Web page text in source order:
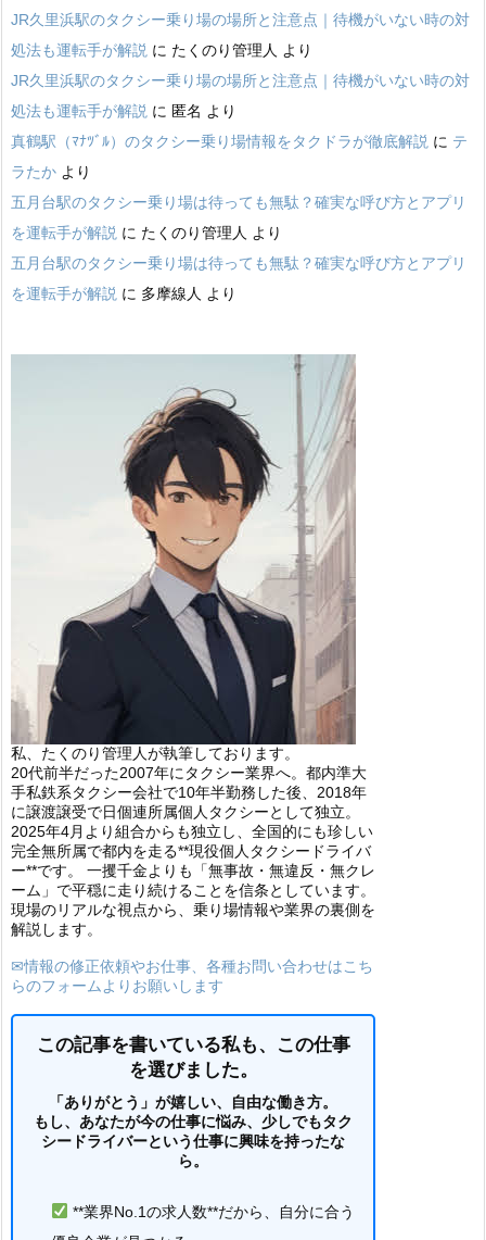
JR久里浜駅のタクシー乗り場の場所と注意点｜待機がいない時の対
処法も運転手が解説 に たくのり管理人 より
JR久里浜駅のタクシー乗り場の場所と注意点｜待機がいない時の対
処法も運転手が解説 に 匿名 より
真鶴駅（ﾏﾅﾂﾞﾙ）のタクシー乗り場情報をタクドラが徹底解説 に テ
ラたか より
五月台駅のタクシー乗り場は待っても無駄？確実な呼び方とアプリ
を運転手が解説 に たくのり管理人 より
五月台駅のタクシー乗り場は待っても無駄？確実な呼び方とアプリ
を運転手が解説 に 多摩線人 より
私、たくのり管理人が執筆しております。
20代前半だった2007年にタクシー業界へ。都内準大
手私鉄系タクシー会社で10年半勤務した後、2018年
に譲渡譲受で日個連所属個人タクシーとして独立。
2025年4月より組合からも独立し、全国的にも珍しい
完全無所属で都内を走る**現役個人タクシードライバ
ー**です。 一攫千金よりも「無事故・無違反・無クレ
ーム」で平穏に走り続けることを信条としています。
現場のリアルな視点から、乗り場情報や業界の裏側を
解説します。
✉情報の修正依頼やお仕事、各種お問い合わせはこち
らのフォームよりお願いします
この記事を書いている私も、この仕事
を選びました。
「ありがとう」が嬉しい、自由な働き方。
もし、あなたが今の仕事に悩み、少しでもタク
シードライバーという仕事に興味を持ったな
ら。
**業界No.1の求人数**だから、自分に合う